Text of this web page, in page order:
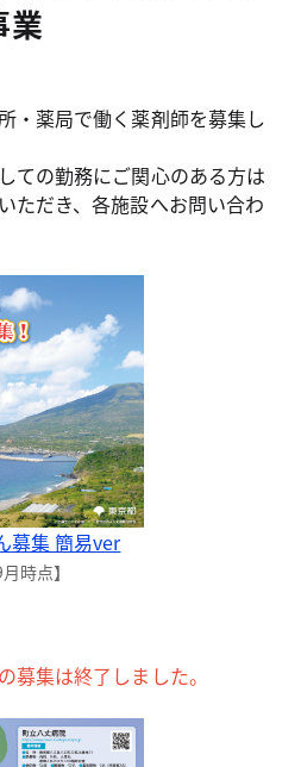
業
・薬局で働く薬剤師を募集し
ての勤務にご関心のある方は
ただき、各施設へお問い合わ
募集 簡易ver
時点】
募集は終了しました。